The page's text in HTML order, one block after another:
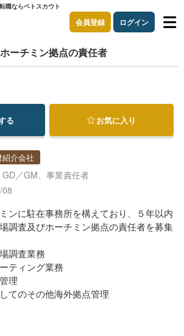
職ならベトスカウト
会員登録 ログイン
ーチミン拠点の責任者
る お気に入り
介会社
／GM、事業責任者
ンに駐在事務所を構えており、５年以内
調査及びホーチミン拠点の責任者を募集
調査業務
ティング業務
理
てのその他海外拠点管理